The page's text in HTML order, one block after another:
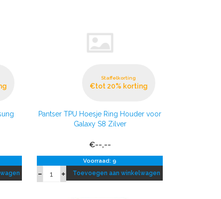
Staffelkorting
€tot 20% korting
Pantser TPU Hoesje Ring Houder voor
Galaxy S8 Zilver
€--,--
Voorraad: 9
Toevoegen aan winkelwagen